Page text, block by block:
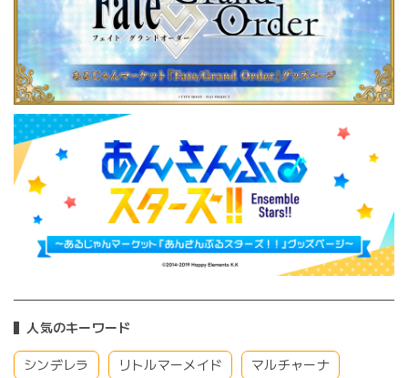
人気のキーワード
シンデレラ リトルマーメイド マルチャーナ